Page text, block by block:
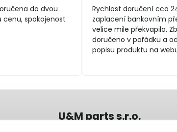
/
5
do dvou
cenu, spokojenost
Rychlost doručení cca
zaplacení bankovním
velice mile překvapila.
doručeno v pořádku a
popisu produktu na
U&M parts s.r.o.